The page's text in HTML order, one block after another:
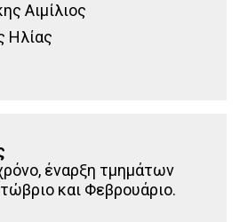
Αιμίλιος
Ηλίας
έναρξη τμημάτων
και Φεβρουάριο.